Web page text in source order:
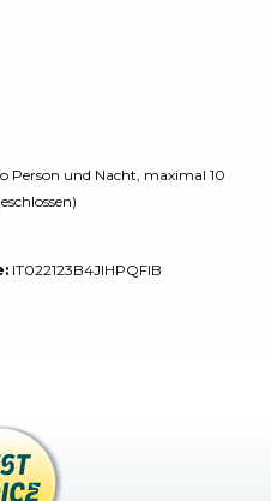
Person und Nacht, maximal 10
IT022123B4JIHPQFIB